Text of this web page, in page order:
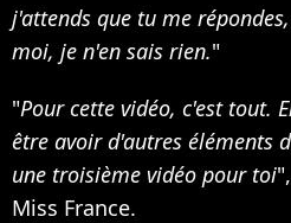
j'attends que tu me
moi, je n'en sais rien."
"Pour cette vidéo, c'est tout.
être avoir d'autres éléments
une troisième vidéo pour toi
Miss France.